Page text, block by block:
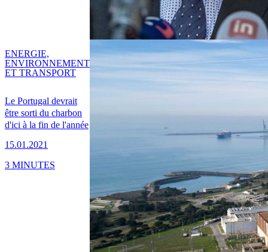
Le Portugal devrait
être sorti du charbon
d'ici à la fin de l'année
15.01.2021
ENERGIE,
ENVIRONNEMENT
ET TRANSPORT
3 MINUTES